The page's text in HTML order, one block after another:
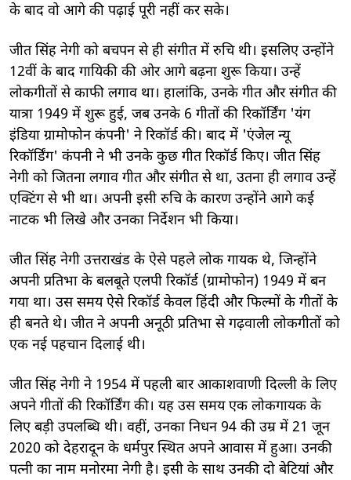
के बाद वो आगे की पढ़ाई पूरी नहीं कर सके।
जीत सिंह नेगी को बचपन से ही संगीत में रुचि थी। इसलिए उन्होंने
12वीं के बाद गायिकी की ओर आगे बढ़ना शुरू किया। उन्हें
लोकगीतों से काफी लगाव था। हालांकि, उनके गीत और संगीत की
यात्रा 1949 में शुरू हुई, जब उनके 6 गीतों की रिकॉर्डिंग 'यंग
इंडिया ग्रामोफोन कंपनी' ने रिकॉर्ड की। बाद में 'एंजेल न्यू
रिकॉर्डिंग' कंपनी ने भी उनके कुछ गीत रिकॉर्ड किए। जीत सिंह
नेगी को जितना लगाव गीत और संगीत से था, उतना ही लगाव उन्हें
एक्टिंग से भी था। अपनी इसी रुचि के कारण उन्होंने आगे कई
नाटक भी लिखे और उनका निर्देशन भी किया।
जीत सिंह नेगी उत्तराखंड के ऐसे पहले लोक गायक थे, जिन्होंने
अपनी प्रतिभा के बलबूते एलपी रिकॉर्ड (ग्रामोफोन) 1949 में बन
गया था। उस समय ऐसे रिकॉर्ड केवल हिंदी और फिल्मों के गीतों के
ही बनते थे। जीत ने अपनी अनूठी प्रतिभा से गढ़वाली लोकगीतों को
एक नई पहचान दिलाई थी।
जीत सिंह नेगी ने 1954 में पहली बार आकाशवाणी दिल्ली के लिए
अपने गीतों की रिकॉर्डिंग की। यह उस समय एक लोकगायक के
लिए बड़ी उपलब्धि थी। वहीं, उनका निधन 94 की उम्र में 21 जून
2020 को देहरादून के धर्मपुर स्थित अपने आवास में हुआ। उनकी
पत्नी का नाम मनोरमा नेगी है। इसी के साथ उनकी दो बेटियां और